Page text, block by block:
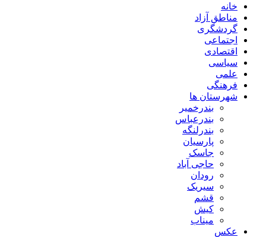
خانه
مناطق آزاد
گردشگری
اجتماعی
اقتصادی
سیاسی
علمی
فرهنگی
شهرستان ها
بندرخمیر
بندرعباس
بندرلنگه
پارسیان
جاسک
حاجی آباد
رودان
سیریک
قشم
کیش
میناب
عکس